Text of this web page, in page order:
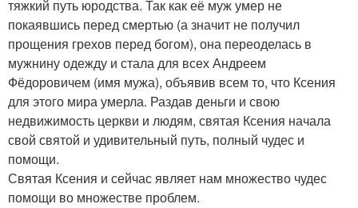
тяжкий путь юродства. Так как её муж умер не
покаявшись перед смертью (а значит не получил
прощения грехов перед богом), она переоделась в
мужнину одежду и стала для всех Андреем
Фёдоровичем (имя мужа), объявив всем то, что Ксения
для этого мира умерла. Раздав деньги и свою
недвижимость церкви и людям, святая Ксения начала
свой святой и удивительный путь, полный чудес и
помощи.
Святая Ксения и сейчас являет нам множество чудес
помощи во множестве проблем.